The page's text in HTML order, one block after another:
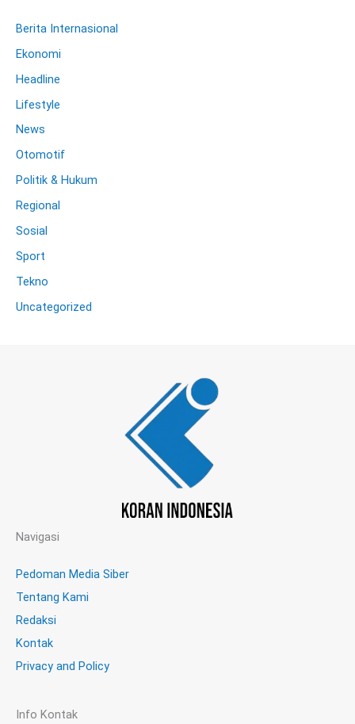
Berita Internasional
Ekonomi
Headline
Lifestyle
News
Otomotif
Politik & Hukum
Regional
Sosial
Sport
Tekno
Uncategorized
Navigasi
Pedoman Media Siber
Tentang Kami
Redaksi
Kontak
Privacy and Policy
Info Kontak